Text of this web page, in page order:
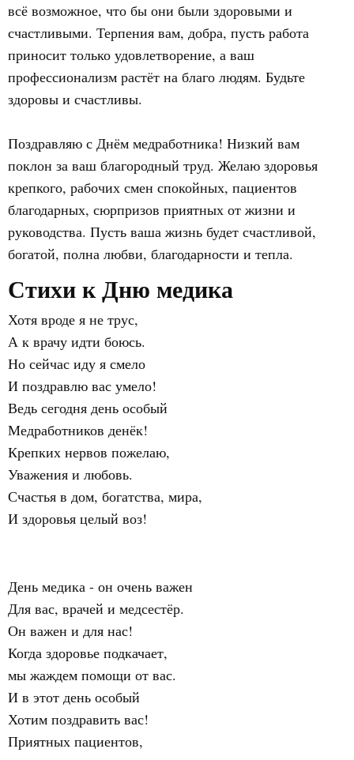
всё возможное, что бы они были здоровыми и
счастливыми. Терпения вам, добра, пусть работа
приносит только удовлетворение, а ваш
профессионализм растёт на благо людям. Будьте
здоровы и счастливы.
Поздравляю с Днём медработника! Низкий вам
поклон за ваш благородный труд. Желаю здоровья
крепкого, рабочих смен спокойных, пациентов
благодарных, сюрпризов приятных от жизни и
руководства. Пусть ваша жизнь будет счастливой,
богатой, полна любви, благодарности и тепла.
Стихи к Дню медика
Хотя вроде я не трус,
А к врачу идти боюсь.
Но сейчас иду я смело
И поздравлю вас умело!
Ведь сегодня день особый
Медработников денёк!
Крепких нервов пожелаю,
Уважения и любовь.
Счастья в дом, богатства, мира,
И здоровья целый воз!
День медика - он очень важен
Для вас, врачей и медсестёр.
Он важен и для нас!
Когда здоровье подкачает,
мы жаждем помощи от вас.
И в этот день особый
Хотим поздравить вас!
Приятных пациентов,